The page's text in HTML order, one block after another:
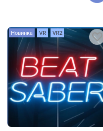
Новинка VR VR2